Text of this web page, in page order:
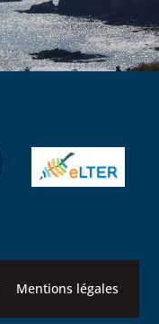
Mentions légales